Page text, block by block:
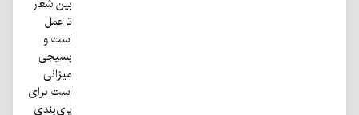
تا عمل
است و
بسیجی
میزانی
است برای
پای‌بندی